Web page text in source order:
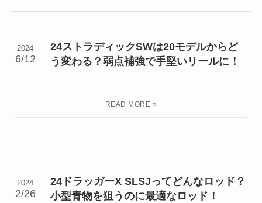
24ストラディックSWは20モデルからど
う変わる？弱点補強で手堅いリールに！
2024
6/12
24ドラッガーX SLSJってどんなロッド？
小型青物を狙うのに最適なロッド！
2024
2/26